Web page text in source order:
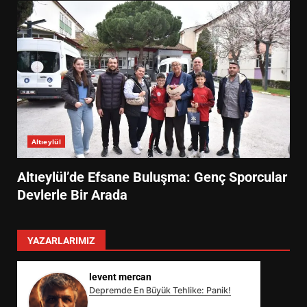
Altıeylül
Altıeylül’de Efsane Buluşma: Genç Sporcular
Devlerle Bir Arada
YAZARLARIMIZ
levent mercan
Depremde En Büyük Tehlike: Panik!